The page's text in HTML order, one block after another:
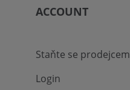
ACCOUNT
Staňte se prodejcem
Login